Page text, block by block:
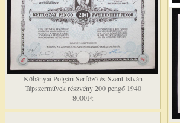
Kőbányai Polgári Serfőző és Szent István
Tápszerművek részvény 200 pengő 1940
8000Ft